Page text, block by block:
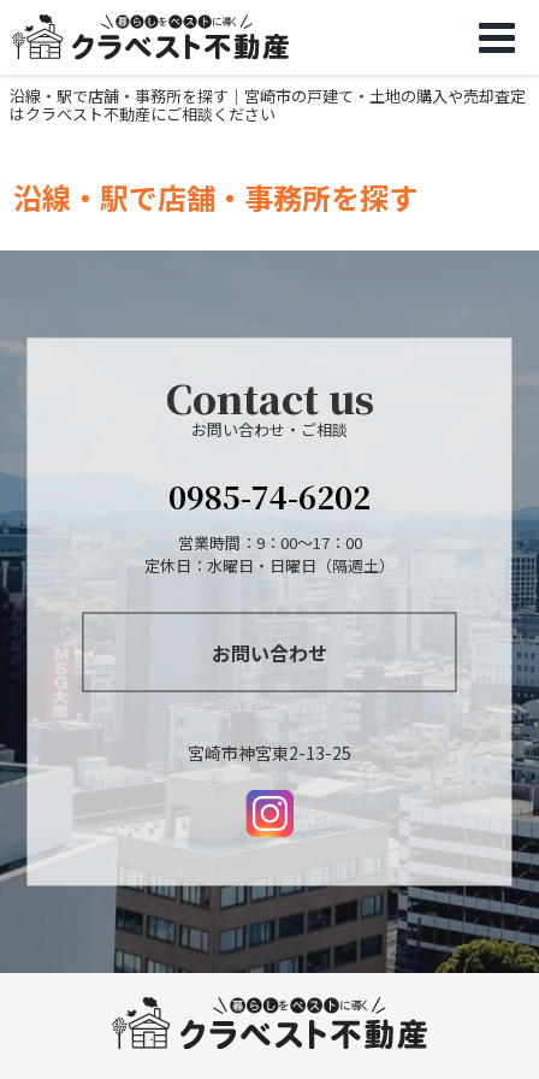
沿線・駅で店舗・事務所を探す｜宮崎市の戸建て・土地の購入や売却査定
はクラベスト不動産にご相談ください
沿線・駅で店舗・事務所を探す
Contact us
お問い合わせ・ご相談
0985-74-6202
営業時間：9：00～17：00
定休日：水曜日・日曜日（隔週土）
お問い合わせ
宮崎市神宮東2-13-25